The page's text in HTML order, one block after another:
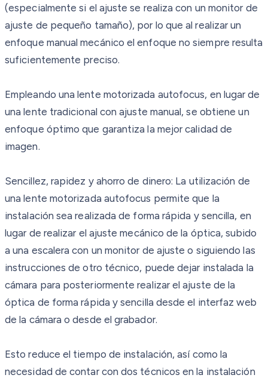
(especialmente si el ajuste se realiza con un monitor de
ajuste de pequeño tamaño), por lo que al realizar un
enfoque manual mecánico el enfoque no siempre resulta
suficientemente preciso.
Empleando una lente motorizada autofocus, en lugar de
una lente tradicional con ajuste manual, se obtiene un
enfoque óptimo que garantiza la mejor calidad de
imagen.
Sencillez, rapidez y ahorro de dinero: La utilización de
una lente motorizada autofocus permite que la
instalación sea realizada de forma rápida y sencilla, en
lugar de realizar el ajuste mecánico de la óptica, subido
a una escalera con un monitor de ajuste o siguiendo las
instrucciones de otro técnico, puede dejar instalada la
cámara para posteriormente realizar el ajuste de la
óptica de forma rápida y sencilla desde el interfaz web
de la cámara o desde el grabador.
Esto reduce el tiempo de instalación, así como la
necesidad de contar con dos técnicos en la instalación